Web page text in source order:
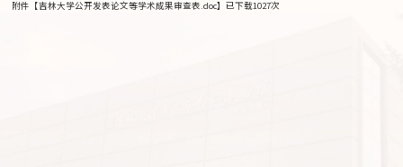
附件【吉林大学公开发表论文等学术成果审查表.doc】已下载1027次